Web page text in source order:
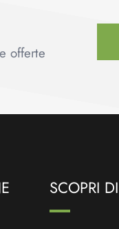
offerte
SCOPRI